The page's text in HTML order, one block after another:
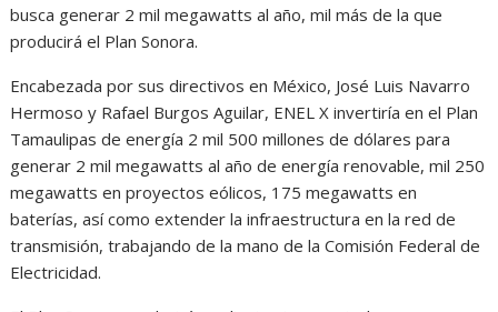
A
p
p
o
o
k
n
g
e
r
m
busca generar 2 mil megawatts al año, mil más de la que
producirá el Plan Sonora.
Encabezada por sus directivos en México, José Luis Navarro
Hermoso y Rafael Burgos Aguilar, ENEL X invertiría en el Plan
Tamaulipas de energía 2 mil 500 millones de dólares para
generar 2 mil megawatts al año de energía renovable, mil 250
megawatts en proyectos eólicos, 175 megawatts en
baterías, así como extender la infraestructura en la red de
transmisión, trabajando de la mano de la Comisión Federal de
Electricidad.